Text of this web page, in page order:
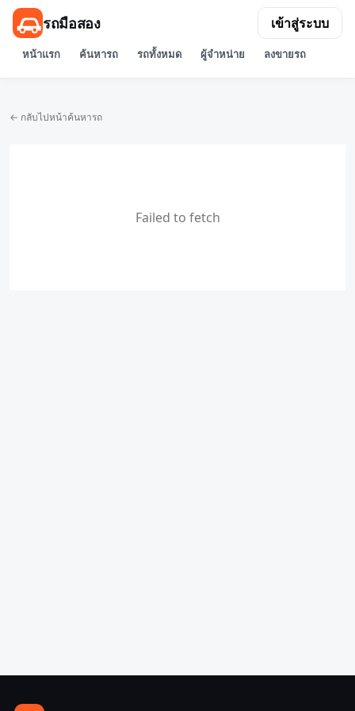
รถมือสอง
หน้าแรก ค้นหารถ รถทั้งหมด ผู้จำหน่าย ลงขายรถ
เข้าสู่ระบบ
← กลับไปหน้าค้นหารถ
Failed to fetch